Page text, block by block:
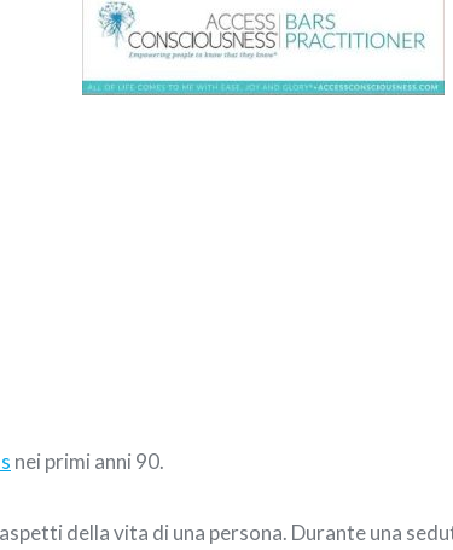
nei primi anni 90.
della vita di una persona. Durante una